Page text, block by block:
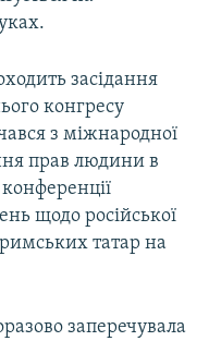
засідання
конгресу
з міжнародної
прав людини в
щодо російської
татар на
заперечувала